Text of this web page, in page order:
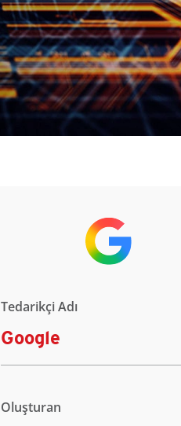
Tedarikçi Adı
Google
Oluşturan